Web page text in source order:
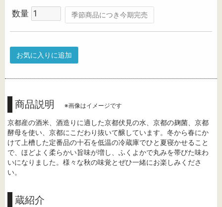
数量 季節商品につき今期完売
お気に入りに追加
商品説明 ※画像はイメージです
京都産の酒米、酒造りに適した京都伏見の水、京都の麹菌、京都
酵母を使い、京都にこだわり抜いて醸しています。冬から春にか
けて上槽した定番品の十石を低温の冷蔵庫でひと夏寝かせること
で、ほどよく柔らかい旨味が増し、ふくよかで丸みを帯びた味わ
いになりました。様々な秋の味覚とぜひ一緒にお楽しみくださ
い。
蔵紹介